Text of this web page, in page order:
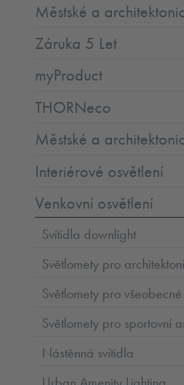
Městské a
Záruka 5 Let
myProduct
THORNeco
Městské a
Interiérové osvětlení
Venkovní osvětlení
Svítidla downlight
Světlomety pro
Světlomety pro
Světlomety pro sportovní
Nástěnná svítidla